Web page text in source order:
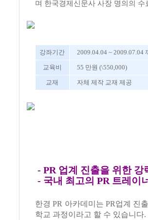
며 한국경제신문사 사장 명의의
강좌기간 2009.04.04 ~ 2009.07.04
교육비 55 만원 (\550,000)
교재 자체 제작 교재 제공
- PR 업계 진출을 위한
- 국내 최고의 PR 트레이
한경 PR 아카데미는 PR업계 진
학교 과정이라고 할 수 있습니다.